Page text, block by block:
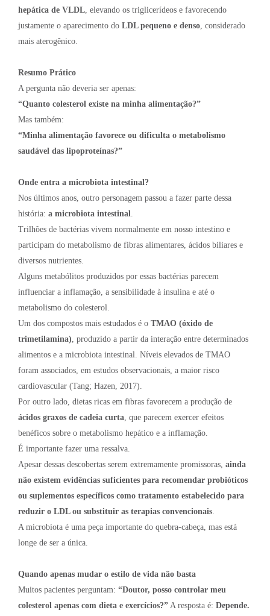
hepática de VLDL, elevando os triglicerídeos e favorecendo
justamente o aparecimento do LDL pequeno e denso, considerado
mais aterogênico.
Resumo Prático
A pergunta não deveria ser apenas:
“Quanto colesterol existe na minha alimentação?”
Mas também:
“Minha alimentação favorece ou dificulta o metabolismo
saudável das lipoproteínas?”
Onde entra a microbiota intestinal?
Nos últimos anos, outro personagem passou a fazer parte dessa
história: a microbiota intestinal.
Trilhões de bactérias vivem normalmente em nosso intestino e
participam do metabolismo de fibras alimentares, ácidos biliares e
diversos nutrientes.
Alguns metabólitos produzidos por essas bactérias parecem
influenciar a inflamação, a sensibilidade à insulina e até o
metabolismo do colesterol.
Um dos compostos mais estudados é o TMAO (óxido de
trimetilamina), produzido a partir da interação entre determinados
alimentos e a microbiota intestinal. Níveis elevados de TMAO
foram associados, em estudos observacionais, a maior risco
cardiovascular (Tang; Hazen, 2017).
Por outro lado, dietas ricas em fibras favorecem a produção de
ácidos graxos de cadeia curta, que parecem exercer efeitos
benéficos sobre o metabolismo hepático e a inflamação.
É importante fazer uma ressalva.
Apesar dessas descobertas serem extremamente promissoras, ainda
não existem evidências suficientes para recomendar probióticos
ou suplementos específicos como tratamento estabelecido para
reduzir o LDL ou substituir as terapias convencionais.
A microbiota é uma peça importante do quebra-cabeça, mas está
longe de ser a única.
Quando apenas mudar o estilo de vida não basta
Muitos pacientes perguntam: “Doutor, posso controlar meu
colesterol apenas com dieta e exercícios?” A resposta é: Depende.